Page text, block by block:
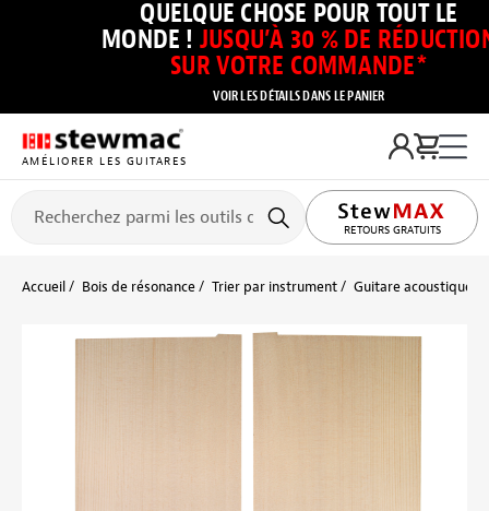
QUELQUE CHOSE POUR TOUT LE
MONDE ! JUSQU’À 30 % DE
SUR VOTRE COMMANDE*
VOIR LES DÉTAILS DANS LE PANIER
AMÉLIORER LES GUITARES
RETOURS GRATUITS
Accueil Bois de résonance Trier par instrument Guitare acoustique